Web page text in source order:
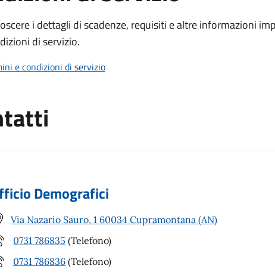
i dettagli di scadenze, requisiti e altre informazioni
di servizio.
e condizioni di servizio
Demografici
Via Nazario Sauro, 1 60034 Cupramontana (AN)
0731 786835 (Telefono)
0731 786836 (Telefono)